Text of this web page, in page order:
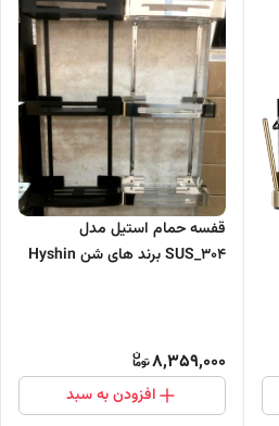
قفسه حمام استیل مدل
304_SUS برند های شن Hyshin
8,359,000
افزودن به سبد